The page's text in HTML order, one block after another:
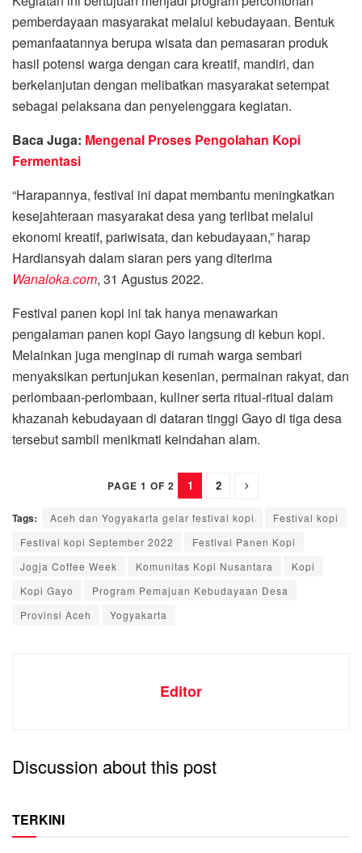
pemberdayaan masyarakat melalui kebudayaan. Bentuk
pemanfaatannya berupa wisata dan pemasaran produk
hasil potensi warga dengan cara kreatif, mandiri, dan
berkelanjutan dengan melibatkan masyarakat setempat
sebagai pelaksana dan penyelenggara kegiatan.
Baca Juga: Mengenal Proses Pengolahan Kopi
Fermentasi
“Harapannya, festival ini dapat membantu meningkatkan
kesejahteraan masyarakat desa yang terlibat melalui
ekonomi kreatif, pariwisata, dan kebudayaan,” harap
Hardiansyah dalam siaran pers yang diterima
Wanaloka.com, 31 Agustus 2022.
Festival panen kopi ini tak hanya menawarkan
pengalaman panen kopi Gayo langsung di kebun kopi.
Melainkan juga menginap di rumah warga sembari
menyaksikan pertunjukan kesenian, permainan rakyat, dan
perlombaan-perlombaan, kuliner serta ritual-ritual dalam
khazanah kebudayaan di dataran tinggi Gayo di tiga desa
tersebut sambil menikmati keindahan alam.
PAGE 1 OF 2 1 2
Tags: Aceh dan Yogyakarta gelar festival kopi
Festival kopi
Festival kopi September 2022
Festival Panen Kopi
Jogja Coffee Week
Komunitas Kopi Nusantara
Kopi
Kopi Gayo
Program Pemajuan Kebudayaan Desa
Provinsi Aceh
Yogyakarta
Editor
Discussion about this post
TERKINI